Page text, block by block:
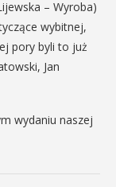
– Wyroba)
wybitnej,
pory byli to już
Jan
wydaniu naszej